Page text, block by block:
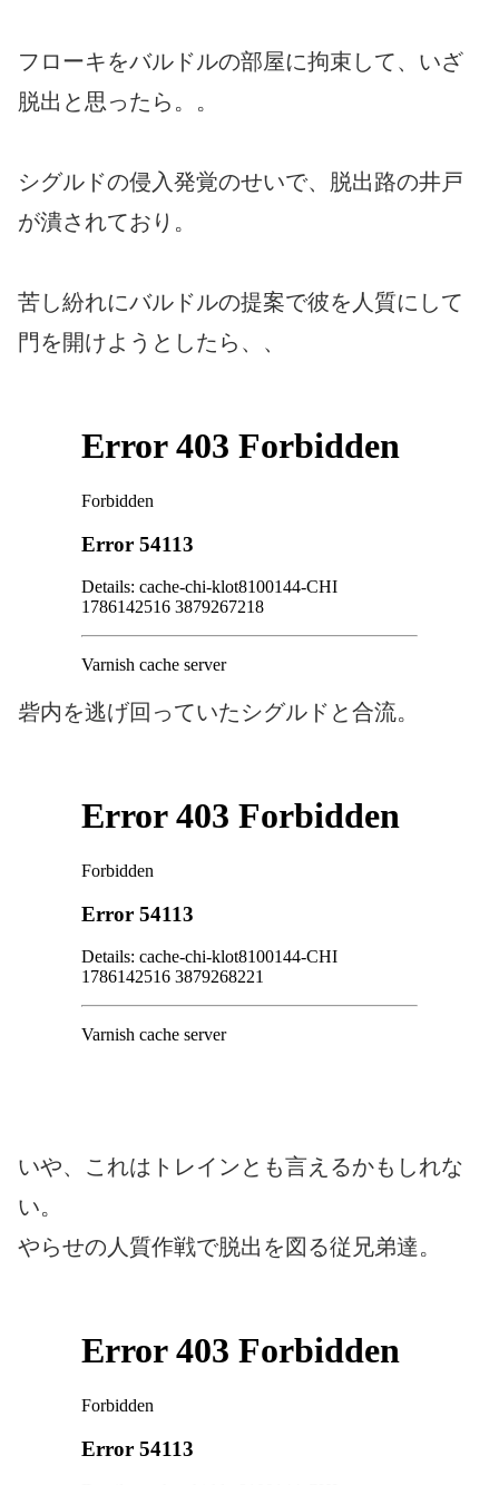
フローキをバルドルの部屋に拘束して、いざ
脱出と思ったら。。
シグルドの侵入発覚のせいで、脱出路の井戸
が潰されており。
苦し紛れにバルドルの提案で彼を人質にして
門を開けようとしたら、、
砦内を逃げ回っていたシグルドと合流。
いや、これはトレインとも言えるかもしれな
い。
やらせの人質作戦で脱出を図る従兄弟達。